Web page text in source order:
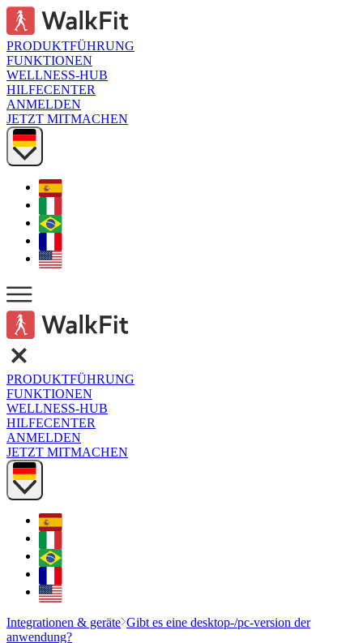
PRODUKTFÜHRUNG
FUNKTIONEN
WELLNESS-HUB
HILFECENTER
ANMELDEN
JETZT MITMACHEN
PRODUKTFÜHRUNG
FUNKTIONEN
WELLNESS-HUB
HILFECENTER
ANMELDEN
JETZT MITMACHEN
Integrationen & geräte Gibt es eine desktop-/pc-version der
anwendung?